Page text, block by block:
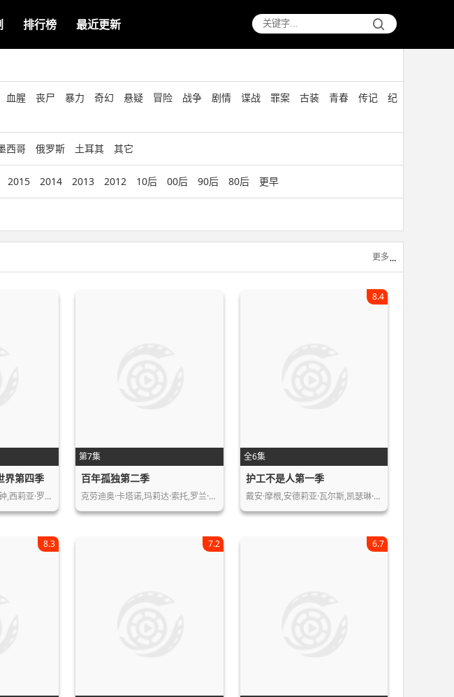
排行榜 最近更新
血腥 丧尸 暴力 奇幻 悬疑 冒险 战争 剧情 谍战 罪案 古装 青春 传记
纪
西哥 俄罗斯 土耳其 其它
2015 2014 2013 2012 10后 00后 90后 80后 更早
更多
界第四季
,西莉亚·罗…
第7集
百年孤独第二季
克劳迪奥·卡塔诺,玛莉达·索托,罗兰·…
全6集
8.4
护工不是人第一季
戴安·摩根,安德莉亚·瓦尔斯,凯瑟琳·…
8.3 7.2 6.7